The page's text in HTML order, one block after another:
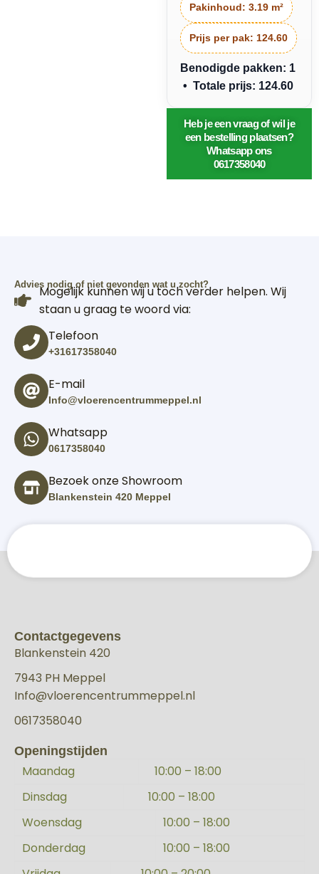
Pakinhoud: 3.19 m²
Prijs per pak: 124.60
Benodigde pakken: 1
• Totale prijs: 124.60
Heb je een vraag of wil je
een bestelling plaatsen?
Whatsapp ons
0617358040
Advies nodig of niet gevonden wat u zocht?
Mogelijk kunnen wij u toch verder helpen. Wij
staan u graag te woord via:
Telefoon
+31617358040
E-mail
Info@vloerencentrummeppel.nl
Whatsapp
0617358040
Bezoek onze Showroom
Blankenstein 420 Meppel
Contactgegevens
Blankenstein 420
7943 PH Meppel
Info@vloerencentrummeppel.nl
0617358040
Openingstijden
Maandag
10:00 – 18:00
Dinsdag
10:00 – 18:00
Woensdag
10:00 – 18:00
Donderdag
10:00 – 18:00